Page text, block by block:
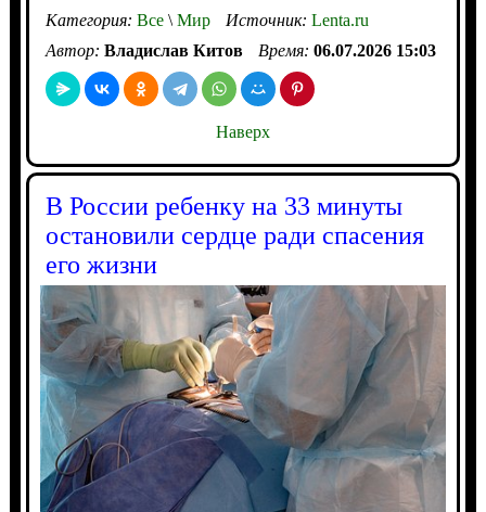
Категория: Все\Мир Источник: Lenta.ru
Автор: Владислав Китов Время: 06.07.2026 15:03
Наверх
В России ребенку на 33 минуты
остановили сердце ради спасения
его жизни